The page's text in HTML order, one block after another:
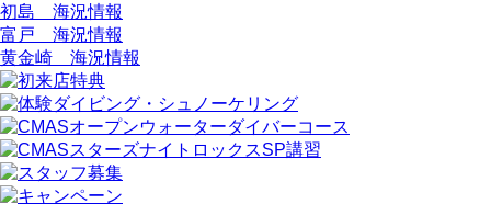
初島 海況情報
富戸 海況情報
黄金崎 海況情報